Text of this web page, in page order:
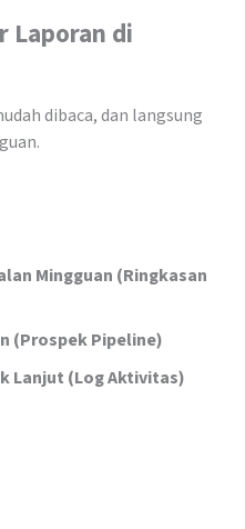
Laporan di
dibaca, dan langsung
Mingguan (Ringkasan
(Prospek Pipeline)
Lanjut (Log Aktivitas)